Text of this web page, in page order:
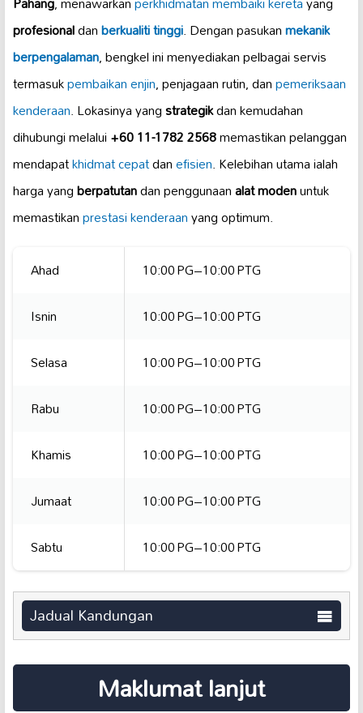
profesionaldanberkualiti tinggi. Dengan pasukanmekanik
berpengalaman, bengkel ini menyediakan pelbagai servis
termasukpembaikan enjin, penjagaan rutin, danpemeriksaan
kenderaan. Lokasinya yangstrategikdan kemudahan
dihubungi melalui+60 11-1782 2568memastikan pelanggan
mendapatkhidmat cepatdanefisien. Kelebihan utama ialah
harga yangberpatutandan penggunaanalat modenuntuk
memastikanprestasi kenderaanyang optimum.
Ahad
10:00 PG–10:00 PTG
Isnin
10:00 PG–10:00 PTG
Selasa
10:00 PG–10:00 PTG
Rabu
10:00 PG–10:00 PTG
Khamis
10:00 PG–10:00 PTG
Jumaat
10:00 PG–10:00 PTG
Sabtu
10:00 PG–10:00 PTG
Jadual Kandungan
Maklumat lanjut